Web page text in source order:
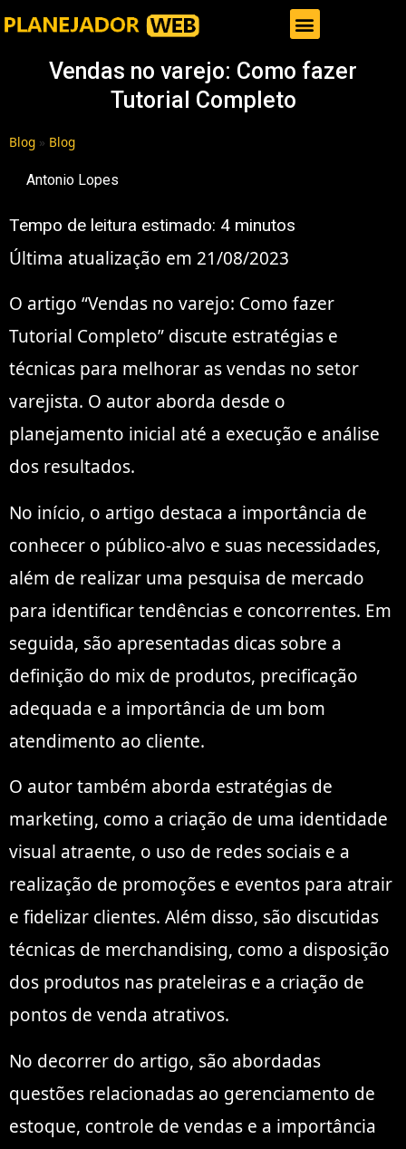
Vendas no varejo: Como fazer
Tutorial Completo
Blog » Blog
Antonio Lopes
Tempo de leitura estimado: 4 minutos
Última atualização em 21/08/2023
O artigo “Vendas no varejo: Como fazer
Tutorial Completo” discute estratégias e
técnicas para melhorar as vendas no setor
varejista. O autor aborda desde o
planejamento inicial até a execução e análise
dos resultados.
No início, o artigo destaca a importância de
conhecer o público-alvo e suas necessidades,
além de realizar uma pesquisa de mercado
para identificar tendências e concorrentes. Em
seguida, são apresentadas dicas sobre a
definição do mix de produtos, precificação
adequada e a importância de um bom
atendimento ao cliente.
O autor também aborda estratégias de
marketing, como a criação de uma identidade
visual atraente, o uso de redes sociais e a
realização de promoções e eventos para atrair
e fidelizar clientes. Além disso, são discutidas
técnicas de merchandising, como a disposição
dos produtos nas prateleiras e a criação de
pontos de venda atrativos.
No decorrer do artigo, são abordadas
questões relacionadas ao gerenciamento de
estoque, controle de vendas e a importância